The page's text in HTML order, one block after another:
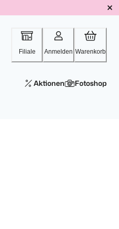
Filiale Anmelden Warenkorb
Aktionen Fotoshop